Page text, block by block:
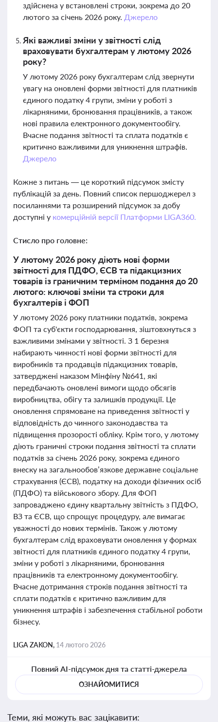
здійснена у встановлені строки, зокрема до 20
лютого за січень 2026 року. Джерело
Які важливі зміни у звітності слід
враховувати бухгалтерам у лютому 2026
року?
У лютому 2026 року бухгалтерам слід звернути
увагу на оновлені форми звітності для платників
єдиного податку 4 групи, зміни у роботі з
лікарняними, бронювання працівників, а також
нові правила електронного документообігу.
Вчасне подання звітності та сплата податків є
критично важливими для уникнення штрафів.
Джерело
Кожне з питань — це короткий підсумок змісту
публікацій за день. Повний список першоджерел з
посиланнями та розширений підсумок за добу
доступні у комерційній версії Платформи LIGA360.
Стисло про головне:
У лютому 2026 року діють нові форми
звітності для ПДФО, ЄСВ та підакцизних
товарів із граничним терміном подання до 20
лютого: ключові зміни та строки для
бухгалтерів і ФОП
У лютому 2026 року платники податків, зокрема
ФОП та суб'єкти господарювання, зіштовхнуться з
важливими змінами у звітності. З 1 березня
набирають чинності нові форми звітності для
виробників та продавців підакцизних товарів,
затверджені наказом Мінфіну №641, які
передбачають оновлені вимоги щодо обсягів
виробництва, обігу та залишків продукції. Це
оновлення спрямоване на приведення звітності у
відповідність до чинного законодавства та
підвищення прозорості обліку. Крім того, у лютому
діють граничні строки подання звітності та сплати
податків за січень 2026 року, зокрема єдиного
внеску на загальнообов’язкове державне соціальне
страхування (ЄСВ), податку на доходи фізичних осіб
(ПДФО) та військового збору. Для ФОП
запроваджено єдину квартальну звітність з ПДФО,
ВЗ та ЄСВ, що спрощує процедуру, але вимагає
уважності до нових термінів. Також у лютому
бухгалтерам слід враховувати оновлення у формах
звітності для платників єдиного податку 4 групи,
зміни у роботі з лікарняними, бронювання
працівників та електронному документообігу.
Вчасне дотримання строків подання звітності та
сплати податків є критично важливим для
уникнення штрафів і забезпечення стабільної роботи
бізнесу.
LIGA ZAKON, 14 лютого 2026
Повний AI-підсумок дня та статті-джерела
ОЗНАЙОМИТИСЯ
Теми, які можуть вас зацікавити: